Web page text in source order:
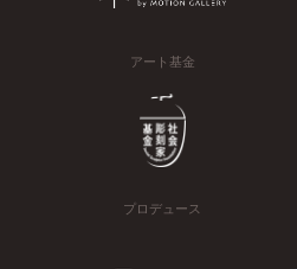
アート基金
プロデュース